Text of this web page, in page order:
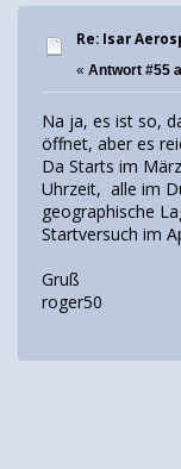
Re: Isar
« Antwort #55
Na ja, es ist so,
öffnet, aber es
Da Starts im
Uhrzeit, alle im
geographische
Startversuch im
Gruß
roger50